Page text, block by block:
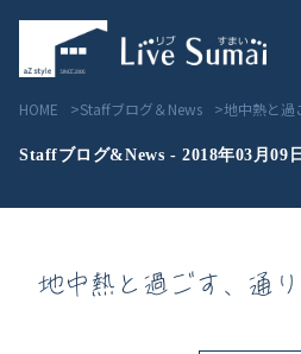
Livesumai 住宅標準性能
HOME Staffブログ＆News 地中熱と過
Staffブログ&News - 2018年03月09日
地中熱と過ごす、通